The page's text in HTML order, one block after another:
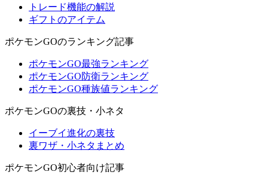
トレード機能の解説
ギフトのアイテム
ポケモンGOのランキング記事
ポケモンGO最強ランキング
ポケモンGO防衛ランキング
ポケモンGO種族値ランキング
ポケモンGOの裏技・小ネタ
イーブイ進化の裏技
裏ワザ・小ネタまとめ
ポケモンGO初心者向け記事